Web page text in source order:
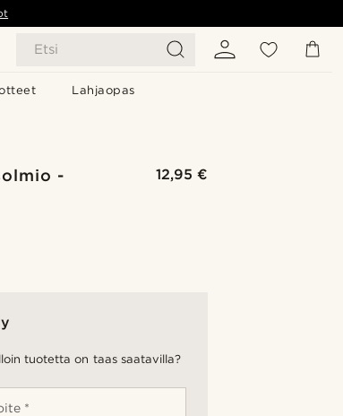
Etsi
Lahjaopas
-
12,95 €
tuotetta on taas saatavilla?
*